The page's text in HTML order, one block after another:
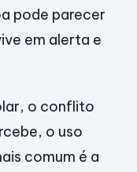
pode parecer
em alerta e
o conflito
o uso
comum é a